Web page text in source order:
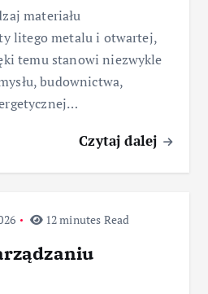
materiału
litego metalu i otwartej,
temu stanowi niezwykle
budownictwa,
Czytaj dalej
12 minutes Read